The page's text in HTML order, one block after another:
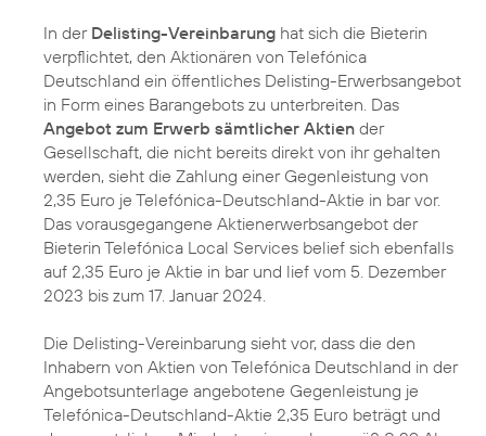
In der Delisting-Vereinbarung hat sich die Bieterin
verpflichtet, den Aktionären von Telefónica
Deutschland ein öffentliches Delisting-Erwerbsangebot
in Form eines Barangebots zu unterbreiten. Das
Angebot zum Erwerb sämtlicher Aktien der
Gesellschaft, die nicht bereits direkt von ihr gehalten
werden, sieht die Zahlung einer Gegenleistung von
2,35 Euro je Telefónica-Deutschland-Aktie in bar vor.
Das vorausgegangene Aktienerwerbsangebot der
Bieterin Telefónica Local Services belief sich ebenfalls
auf 2,35 Euro je Aktie in bar und lief vom 5. Dezember
2023 bis zum 17. Januar 2024.
Die Delisting-Vereinbarung sieht vor, dass die den
Inhabern von Aktien von Telefónica Deutschland in der
Angebotsunterlage angebotene Gegenleistung je
Telefónica-Deutschland-Aktie 2,35 Euro beträgt und